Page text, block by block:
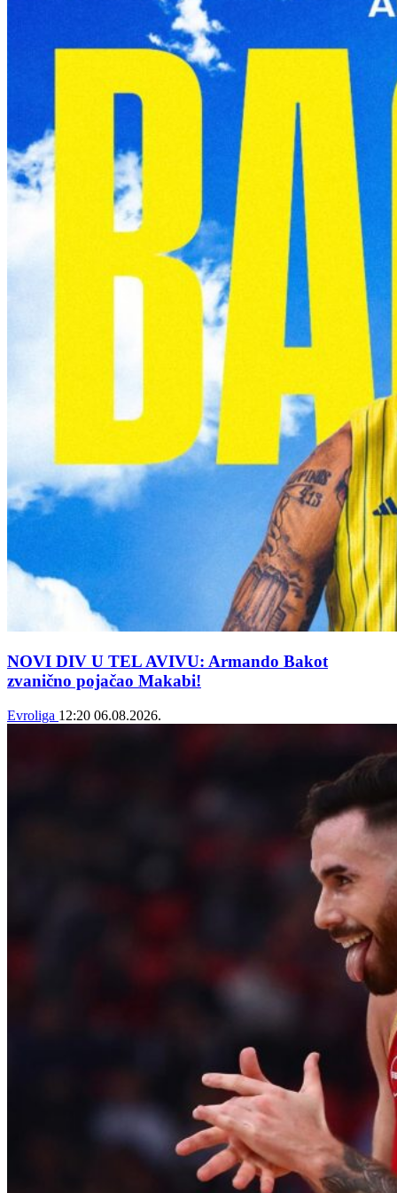
NOVI DIV U TEL AVIVU: Armando Bakot
zvanično pojačao Makabi!
Evroliga 12:20 06.08.2026.